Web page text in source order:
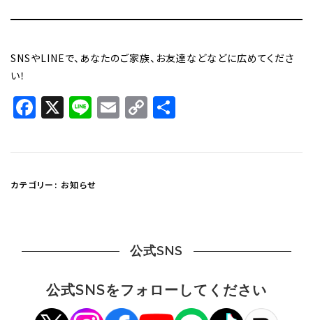
SNSやLINEで、あなたのご家族、お友達などなどに広めてくださ
い！
Facebook
X LineEmail
Copy
カテゴリー: お知らせ
公式SNS
公式SNSをフォローしてください